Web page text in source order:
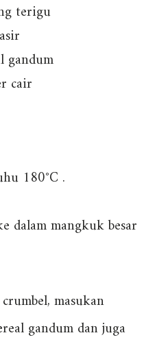
terigu
gandum
cair
180°C .
dalam mangkuk besar
masukan
gandum dan juga